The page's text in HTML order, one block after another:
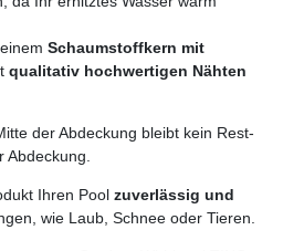
Schaumstoffkern mit
qualitativ hochwertigen Nähten
der Abdeckung bleibt kein Rest-
Ihren Pool zuverlässig und
wie Laub, Schnee oder Tieren.